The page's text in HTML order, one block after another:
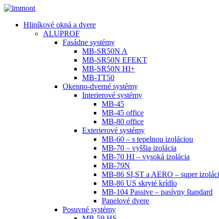
Hliníkové okná a dvere
ALUPROF
Fasádne systémy
MB-SR50N A
MB-SR50N EFEKT
MB-SR50N HI+
MB-TT50
Okenno-dverné systémy
Interierové systémy
MB-45
MB-45 office
MB-80 office
Exterierové systémy
MB-60 – s tepelnou izoláciou
MB-70 – vyššia izolácia
MB-70 HI – vysoká izolácia
MB-79N
MB-86 SI,ST a AERO – super
MB-86 US skryté krídlo
MB-104 Passive – pasívny štandard
Panelové dvere
Posuvné systémy